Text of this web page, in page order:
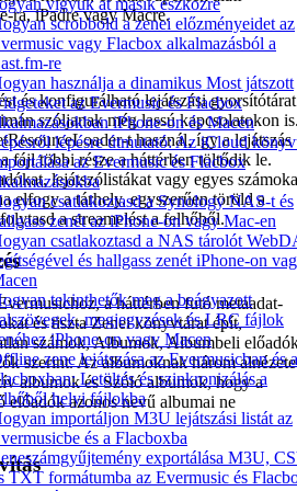
vigyük át másik eszközre
scrobbold a zenei előzményeidet az
vagy Flacbox alkalmazásból a
re
használja a dinamikus Most játszott
az Evermusic és Flacbox
iPhone-on és Macen
lépésre útmutató: Az iCloud
az Evermusic és Flacbox
csatlakoztasd a Synology NAS-t és
zenét az iPhone-on vagy Mac-en
csatlakoztasd a NAS tárolót
és hallgass zenét iPhone-on
tekinthetők meg a beágyazott
megjegyzések és LRC fájlok
iPhone-on vagy Macen
zene lejátszása az Evermusicban és a
Letöltés és szinkronizálás a
helyi fájlokba
importáljon M3U lejátszási listát az
és a Flacboxba
exportálása M3U,
TXT formátumba az Evermusic és
ra, iPadre vagy Macre.
és konfigurálható lejátszási gyorsítótárat
szóljanak még lassú kapcsolatokon
t használ, így a lejátszás
fájl többi része a háttérben töltődik le.
lejátszólistákat vagy egyes
elfogy a tárhely, egyszerűen töröld a
a streamelést a felhőből.
a háttérben futó metaadat-
és tiszta Zenei könyvtárat épít,
számok, Albumok, Albumbeli
szerint. Az albumoknak három alnézete
albumok és Szóló albumok, hogy a
előadók azonos nevű albumai ne